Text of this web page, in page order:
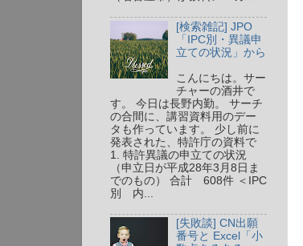
[検索雑記] JPO
「IPC別・異議申
立ての状況」から
こんにちは。サー
チャーの酒井で
す。 今日は長野内勤。 サーチ
の合間に、講習資料用のデー
タも作っています。 少し前に
発表された、特許庁の資料で
1. 特許異議の申立ての状況
（申立日が平成28年3月8日ま
でのもの） 合計 608件 ＜IPC
別 内...
[失敗談] CN出願
番号と Excel「小